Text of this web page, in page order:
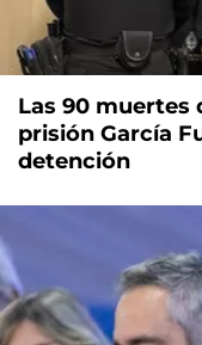
Las 90 muertes
prisión García
detención